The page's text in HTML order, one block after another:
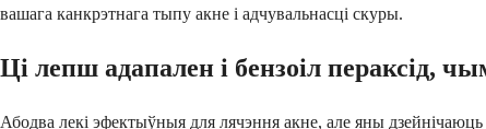
вашага канкрэтнага тыпу акне і адчувальнасці скуры.
Ці лепш адапален і бензоіл пераксід,
Абодва лекі эфектыўныя для лячэння акне, але яны